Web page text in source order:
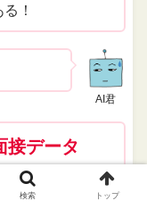
！
AI君
接データ
理して欲し
検索 トップ